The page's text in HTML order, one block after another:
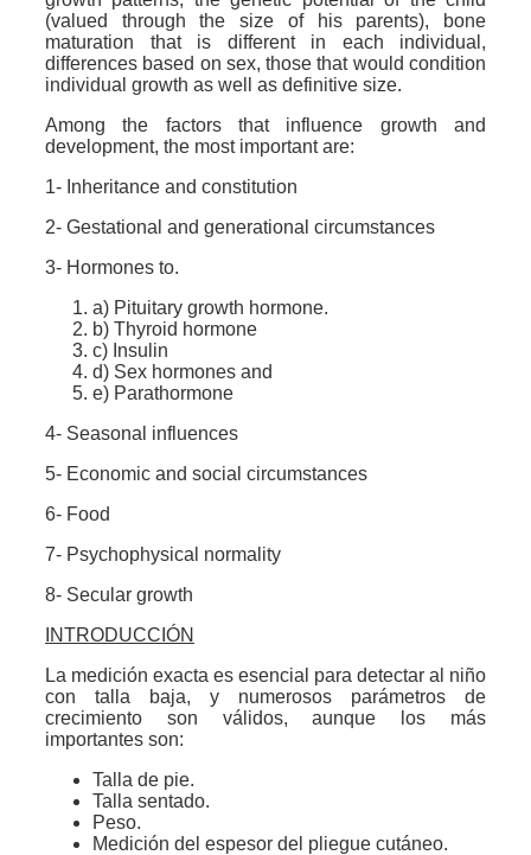
(valued through the size of his parents), bone
maturation that is different in each individual,
differences based on sex, those that would condition
individual growth as well as definitive size.
Among the factors that influence growth and
development, the most important are:
1- Inheritance and constitution
2- Gestational and generational circumstances
3- Hormones to.
a) Pituitary growth hormone.
b) Thyroid hormone
c) Insulin
d) Sex hormones and
e) Parathormone
4- Seasonal influences
5- Economic and social circumstances
6- Food
7- Psychophysical normality
8- Secular growth
INTRODUCCIÓN
La medición exacta es esencial para detectar al niño
con talla baja, y numerosos parámetros de
crecimiento son válidos, aunque los más
importantes son:
Talla de pie.
Talla sentado.
Peso.
Medición del espesor del pliegue cutáneo.